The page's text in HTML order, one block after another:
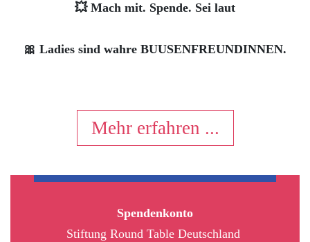
💥 Mach mit. Spende. Sei laut
🎀 Ladies sind wahre BUUSENFREUNDINNEN.
Mehr erfahren ...
Spendenkonto
Stiftung Round Table Deutschland